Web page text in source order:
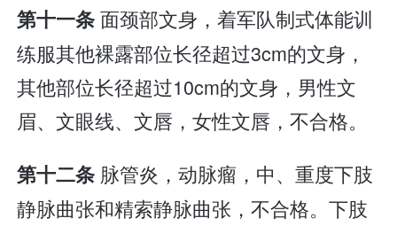
第十一条面颈部文身，着军队制式体能训
练服其他裸露部位长径超过3cm的文身，
其他部位长径超过10cm的文身，男性文
眉、文眼线、文唇，女性文唇，不合格。
第十二条 脉管炎，动脉瘤，中、重度下肢
静脉曲张和精索静脉曲张，不合格。下肢